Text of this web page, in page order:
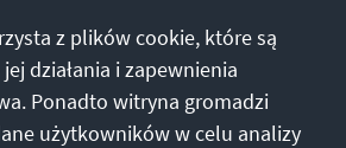
dem Laufenden.
abonnieren
z plików cookie, które są
działania i zapewnienia
Ponadto witryna gromadzi
użytkowników w celu analizy